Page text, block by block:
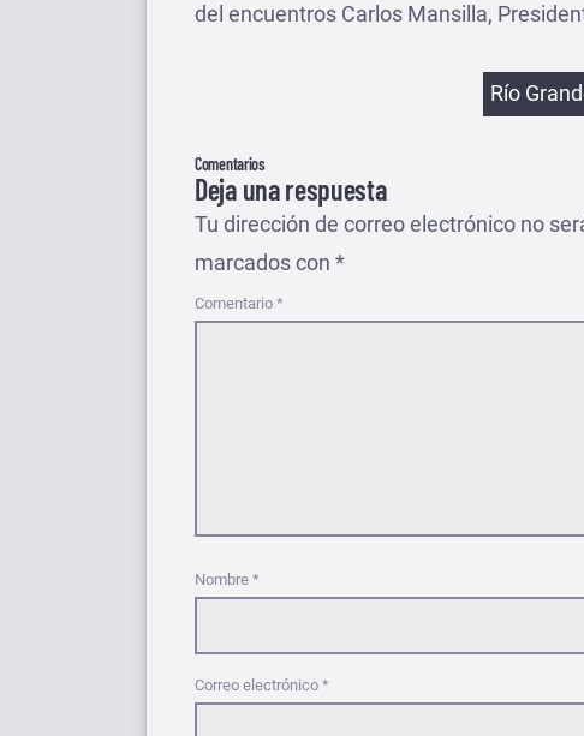
del encuentros Carlos Mansilla,
Etiquetas
Río
Comentarios
Deja una respuesta
Tu dirección de correo electrónico no
marcados con *
Comentario *
Nombre *
Correo electrónico *